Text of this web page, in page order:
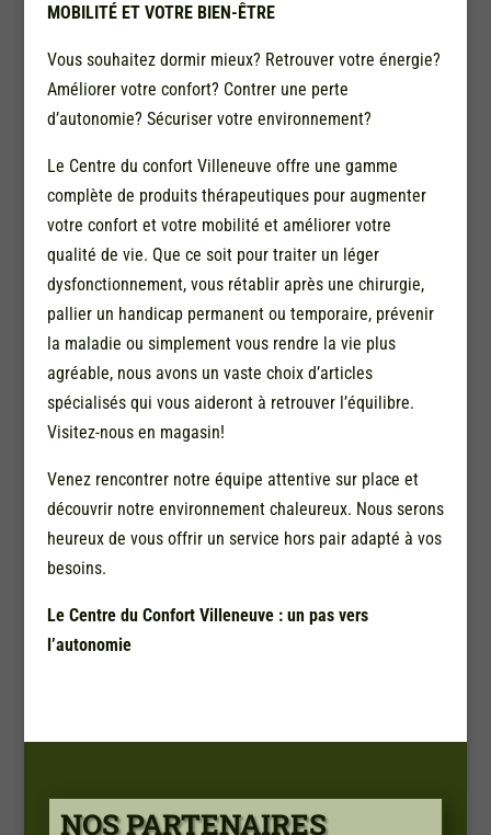
MOBILITÉ ET VOTRE BIEN-ÊTRE
Vous souhaitez dormir mieux? Retrouver votre énergie?
Améliorer votre confort? Contrer une perte
d’autonomie? Sécuriser votre environnement?
Le Centre du confort Villeneuve offre une gamme
complète de produits thérapeutiques pour augmenter
votre confort et votre mobilité et améliorer votre
qualité de vie. Que ce soit pour traiter un léger
dysfonctionnement, vous rétablir après une chirurgie,
pallier un handicap permanent ou temporaire, prévenir
la maladie ou simplement vous rendre la vie plus
agréable, nous avons un vaste choix d’articles
spécialisés qui vous aideront à retrouver l’équilibre.
Visitez-nous en magasin!
Venez rencontrer notre équipe attentive sur place et
découvrir notre environnement chaleureux. Nous serons
heureux de vous offrir un service hors pair adapté à vos
besoins.
Le Centre du Confort Villeneuve : un pas vers
l’autonomie
NOS PARTENAIRES